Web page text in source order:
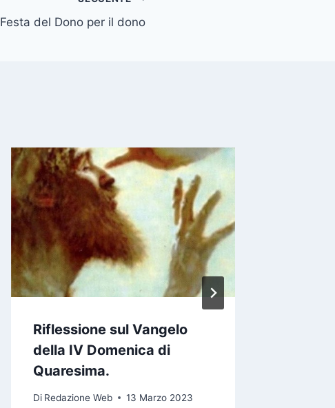
Festa del Dono per il dono
Riflessione sul Vangelo
della IV Domenica di
Quaresima.
Di Redazione Web 13 Marzo 2023